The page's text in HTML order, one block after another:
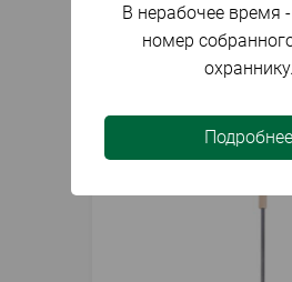
3 140 ₽ набор
В нерабочее время
номер
охраннику.
Подробнее